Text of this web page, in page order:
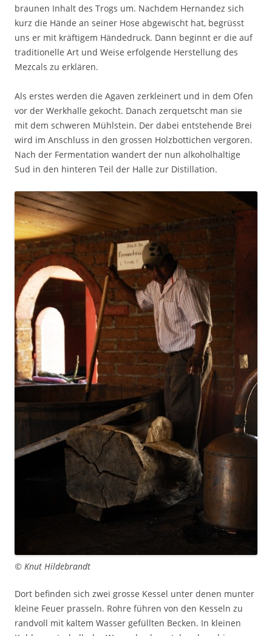
braunen Inhalt des Trogs um. Nachdem Hernandez sich
kurz die Hände an seiner Hose abgewischt hat, begrüsst
uns er mit kräftigem Händedruck. Dann beginnt er die auf
traditionelle Art und Weise erfolgende Herstellung des
Mezcals zu erklären.
Als erstes werden die Agaven zerkleinert und in dem Ofen
vor der Werkhalle gekocht. Danach zerquetscht man sie
mit dem schweren Mühlstein. Der dabei entstehende Brei
wird im Anschluss in den grossen Holzbottichen vergoren.
Nach der Fermentation wandert der nun alkoholhaltige
Sud in den hinteren Teil der Halle zur Distillation.
© Knut Hildebrandt
Dort befinden sich zwei grosse Kessel unter denen munter
kleine Feuer prasseln. Rohre führen von den Kesseln zu
randvoll mit kaltem Wasser gefüllten Becken. In kleinen